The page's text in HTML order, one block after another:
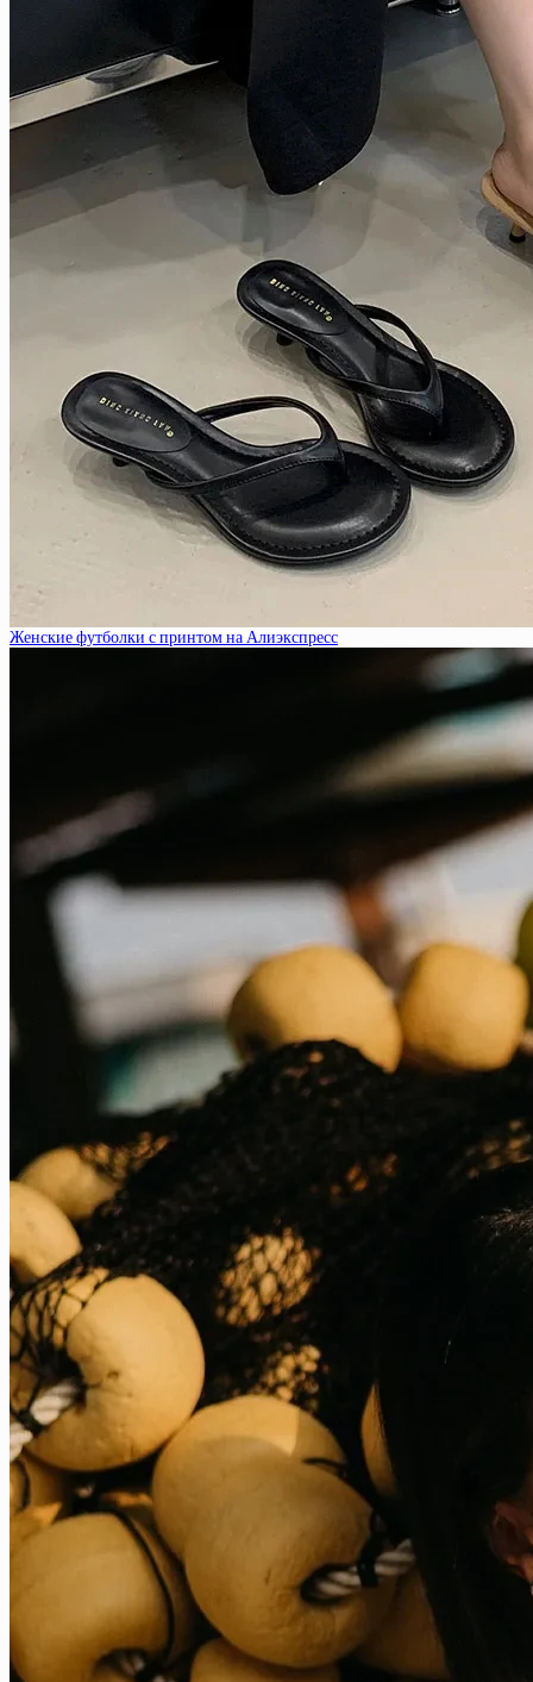
Женские футболки с принтом на Алиэкспресс